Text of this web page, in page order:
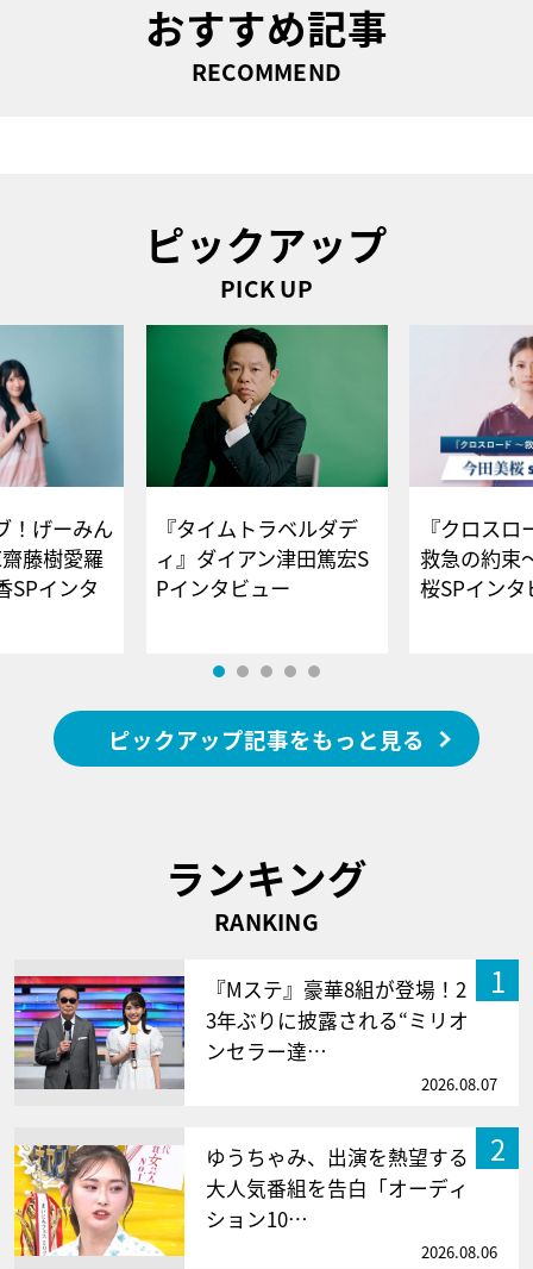
おすすめ記事
RECOMMEND
ピックアップ
PICK UP
！げーみん
藤樹愛羅
SPインタ
『タイムトラベルダデ
ィ』ダイアン津田篤宏S
Pインタビュー
『クロス
救急の約束
桜SPイ
ピックアップ記事をもっと見る
ランキング
RANKING
1
『Mステ』豪華8組が登場！2
3年ぶりに披露される“ミリオ
ンセラー達…
2026.08.07
2
ゆうちゃみ、出演を熱望する
大人気番組を告白「オーディ
ション10…
2026.08.06